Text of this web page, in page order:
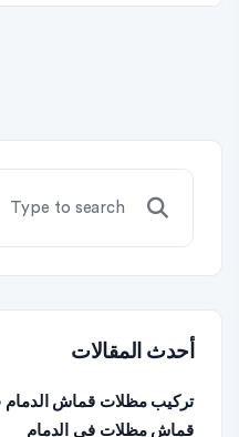
أحدث المقالات
قماش مظلات في الدمام